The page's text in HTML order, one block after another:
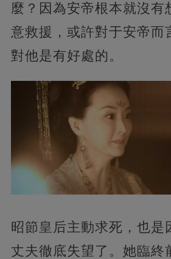
麼？因為安帝根本就沒有
意救援，或許對于安帝而
對他是有好處的。
昭節皇后主動求死，也是
丈夫徹底失望了。她臨終